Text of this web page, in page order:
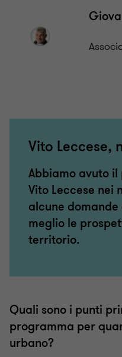
Vito Leccese,
Abbiamo avuto
Vito Leccese
alcune
meglio le
territorio.
Quali sono i punti
programma per
urbano?